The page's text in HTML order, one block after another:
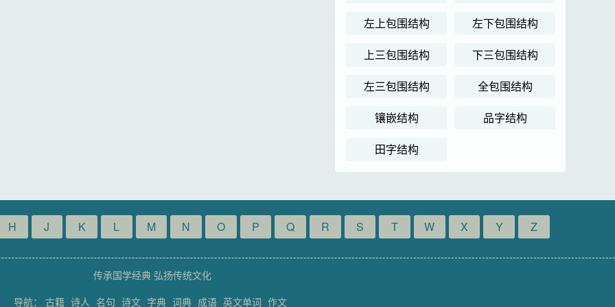
左上包围结构
左下包围结构
上三包围结构
下三包围结构
左三包围结构
全包围结构
镶嵌结构
品字结构
田字结构
H J K L M N O P Q R S T W X Y Z
传承国学经典 弘扬传统文化
导航： 古籍 诗人 名句 诗文 字典 词典 成语 英文单词 作文